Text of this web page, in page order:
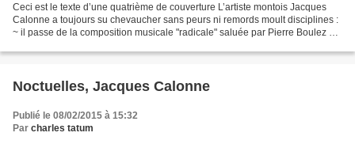
Ceci est le texte d’une quatrième de couverture L’artiste montois Jacques
Calonne a toujours su chevaucher sans peurs ni remords moult disciplines :
~ il passe de la composition musicale "radicale" saluée par Pierre Boulez et
Noctuelles, Jacques Calonne
Publié le 08/02/2015 à 15:32
Par charles tatum